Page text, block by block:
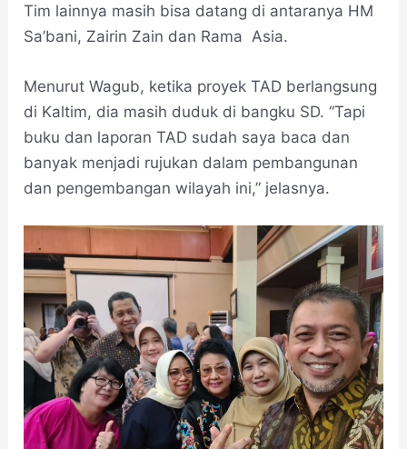
Tim lainnya masih bisa datang di antaranya HM
Sa’bani, Zairin Zain dan Rama Asia.
Menurut Wagub, ketika proyek TAD berlangsung
di Kaltim, dia masih duduk di bangku SD. “Tapi
buku dan laporan TAD sudah saya baca dan
banyak menjadi rujukan dalam pembangunan
dan pengembangan wilayah ini,” jelasnya.